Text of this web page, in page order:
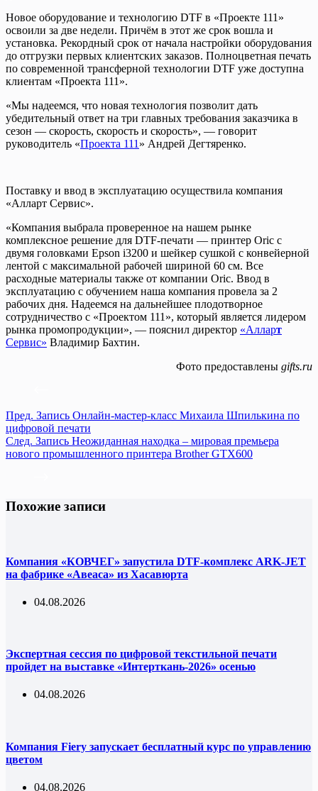
Новое оборудование и технологию DTF в «Проекте 111»
освоили за две недели. Причём в этот же срок вошла и
установка. Рекордный срок от начала настройки оборудования
до отгрузки первых клиентских заказов. Полноцветная печать
по современной трансферной технологии DTF уже доступна
клиентам «Проекта 111».
«Мы надеемся, что новая технология позволит дать
убедительный ответ на три главных требования заказчика в
сезон — скорость, скорость и скорость», — говорит
руководитель «Проекта 111 » Андрей Дегтяренко.
Поставку и ввод в эксплуатацию осуществила компания
«Алларт Сервис».
«Компания выбрала проверенное на нашем рынке
комплексное решение для DTF-печати — принтер Oric с
двумя головками Epson i3200 и шейкер сушкой с конвейерной
лентой с максимальной рабочей шириной 60 см. Все
расходные материалы также от компании Oric. Ввод в
эксплуатацию с обучением наша компания провела за 2
рабочих дня. Надеемся на дальнейшее плодотворное
сотрудничество с «Проектом 111», который является лидером
рынка промопродукции», — пояснил директор «Алларт
Сервис» Владимир Бахтин.
Фото предоставлены gifts.ru
Пред. Запись Онлайн-мастер-класс Михаила Шпилькина по
цифровой печати
След. Запись Неожиданная находка – мировая премьера
нового промышленного принтера Brother GTX600
Похожие записи
Компания «КОВЧЕГ» запустила DTF-комплекс ARK-JET
на фабрике «Авеаса» из Хасавюрта
04.08.2026
Экспертная сессия по цифровой текстильной печати
пройдет на выставке «Интерткань-2026» осенью
04.08.2026
Компания Fiery запускает бесплатный курс по управлению
цветом
04.08.2026